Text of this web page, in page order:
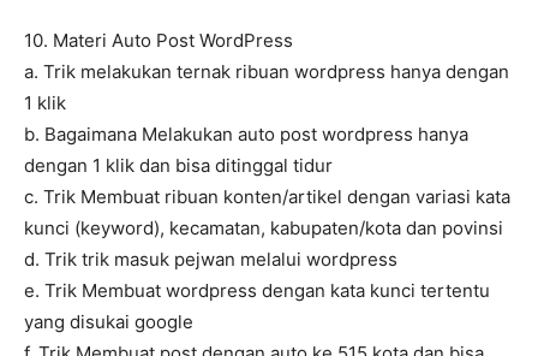
10. Materi Auto Post WordPress
a. Trik melakukan ternak ribuan wordpress hanya dengan
1 klik
b. Bagaimana Melakukan auto post wordpress hanya
dengan 1 klik dan bisa ditinggal tidur
c. Trik Membuat ribuan konten/artikel dengan variasi kata
kunci (keyword), kecamatan, kabupaten/kota dan povinsi
d. Trik trik masuk pejwan melalui wordpress
e. Trik Membuat wordpress dengan kata kunci tertentu
yang disukai google